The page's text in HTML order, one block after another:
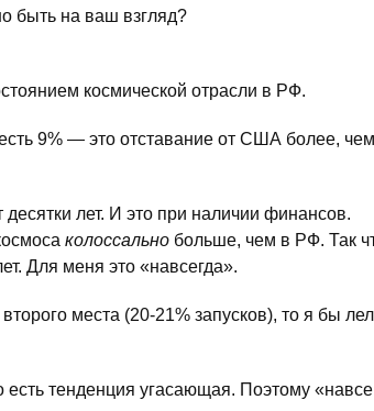
быть на ваш взгляд?
космической отрасли в РФ.
9% — это отставание от США более,
лет. И это при наличии финансов.
колоссальнобольше, чем в РФ. Так
Для меня это «навсегда».
места (20-21% запусков), то я бы
тенденция угасающая. Поэтому